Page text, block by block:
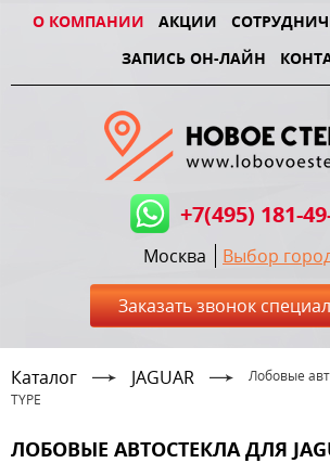
О КОМПАНИИ АКЦИИ
ЗАПИСЬ ОН-ЛАЙН
+7(495) 181-
Москва Выбор
Заказать звонок
Каталог JAGUAR
Лобовые
TYPE
ЛОБОВЫЕ АВТОСТЕКЛА ДЛЯ